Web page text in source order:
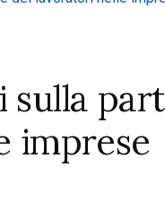
sulla
imprese